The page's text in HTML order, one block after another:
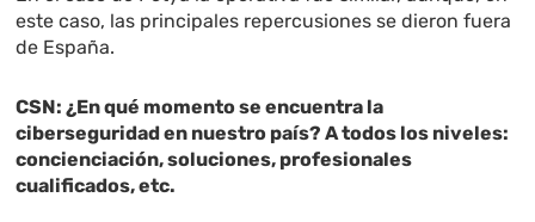
este caso, las principales repercusiones se dieron fuera
de España.
CSN: ¿En qué momento se encuentra la
ciberseguridad en nuestro país? A todos los niveles:
concienciación, soluciones, profesionales
cualificados, etc.